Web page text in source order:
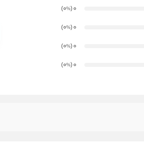
0
(0
%
)
0
(0
%
)
0
(0
%
)
0
(0
%
)